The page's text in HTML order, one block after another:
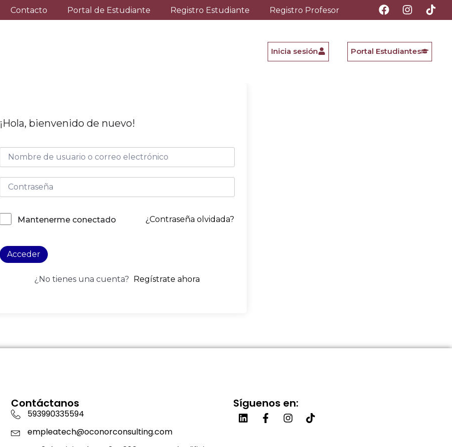
Contacto Portal de Estudiante Registro Estudiante Registro Profesor
Inicia sesión Portal Estudiantes
¡Hola, bienvenido de nuevo!
Mantenerme conectado ¿Contraseña olvidada?
Acceder
¿No tienes una cuenta? Regístrate ahora
Contáctanos
593990335594
empleatech@oconorconsulting.com
Síguenos en: